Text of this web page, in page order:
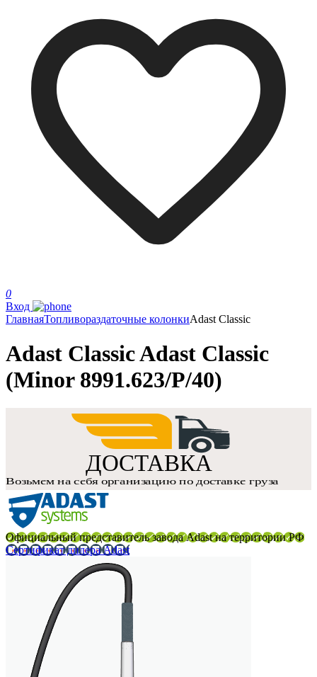
0
Вход
ГлавнаяТопливораздаточные колонкиAdast Classic
Adast Classic Adast Classic
(Minor 8991.623/P/40)
Официальный представитель завода Adast на территории РФ
Сертификат дилера Adast